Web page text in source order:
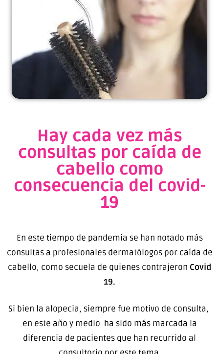
Hay cada vez más
consultas por caída de
cabello como
consecuencia del covid-
19
En este tiempo de pandemia se han notado más
consultas a profesionales dermatólogos por caída de
cabello, como secuela de quienes contrajeron Covid
19.
Si bien la alopecia, siempre fue motivo de consulta,
en este año y medio ha sido más marcada la
diferencia de pacientes que han recurrido al